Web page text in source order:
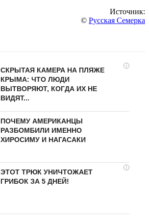
Источник:
© Русская Семерка
i
СКРЫТАЯ КАМЕРА НА ПЛЯЖЕ
КРЫМА: ЧТО ЛЮДИ
ВЫТВОРЯЮТ, КОГДА ИХ НЕ
ВИДЯТ...
ПОЧЕМУ АМЕРИКАНЦЫ
РАЗБОМБИЛИ ИМЕННО
ХИРОСИМУ И НАГАСАКИ
i
ЭТОТ ТРЮК УНИЧТОЖАЕТ
ГРИБОК ЗА 5 ДНЕЙ!